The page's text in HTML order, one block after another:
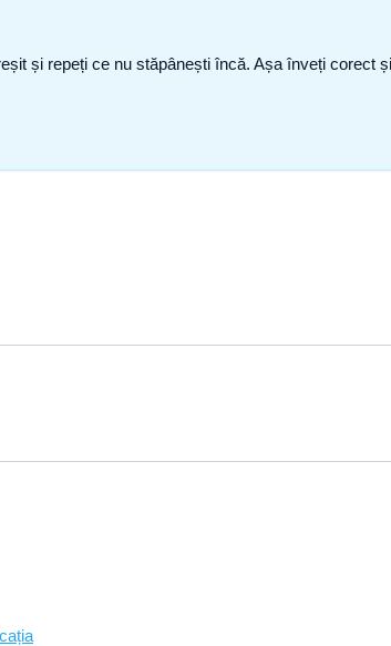
și repeți ce nu stăpânești încă. Așa înveți corect